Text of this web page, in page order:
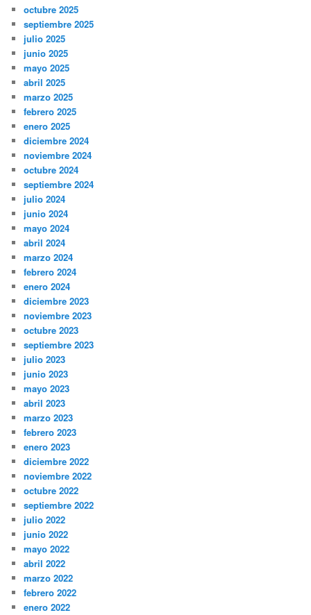
octubre 2025
septiembre 2025
julio 2025
junio 2025
mayo 2025
abril 2025
marzo 2025
febrero 2025
enero 2025
diciembre 2024
noviembre 2024
octubre 2024
septiembre 2024
julio 2024
junio 2024
mayo 2024
abril 2024
marzo 2024
febrero 2024
enero 2024
diciembre 2023
noviembre 2023
octubre 2023
septiembre 2023
julio 2023
junio 2023
mayo 2023
abril 2023
marzo 2023
febrero 2023
enero 2023
diciembre 2022
noviembre 2022
octubre 2022
septiembre 2022
julio 2022
junio 2022
mayo 2022
abril 2022
marzo 2022
febrero 2022
enero 2022